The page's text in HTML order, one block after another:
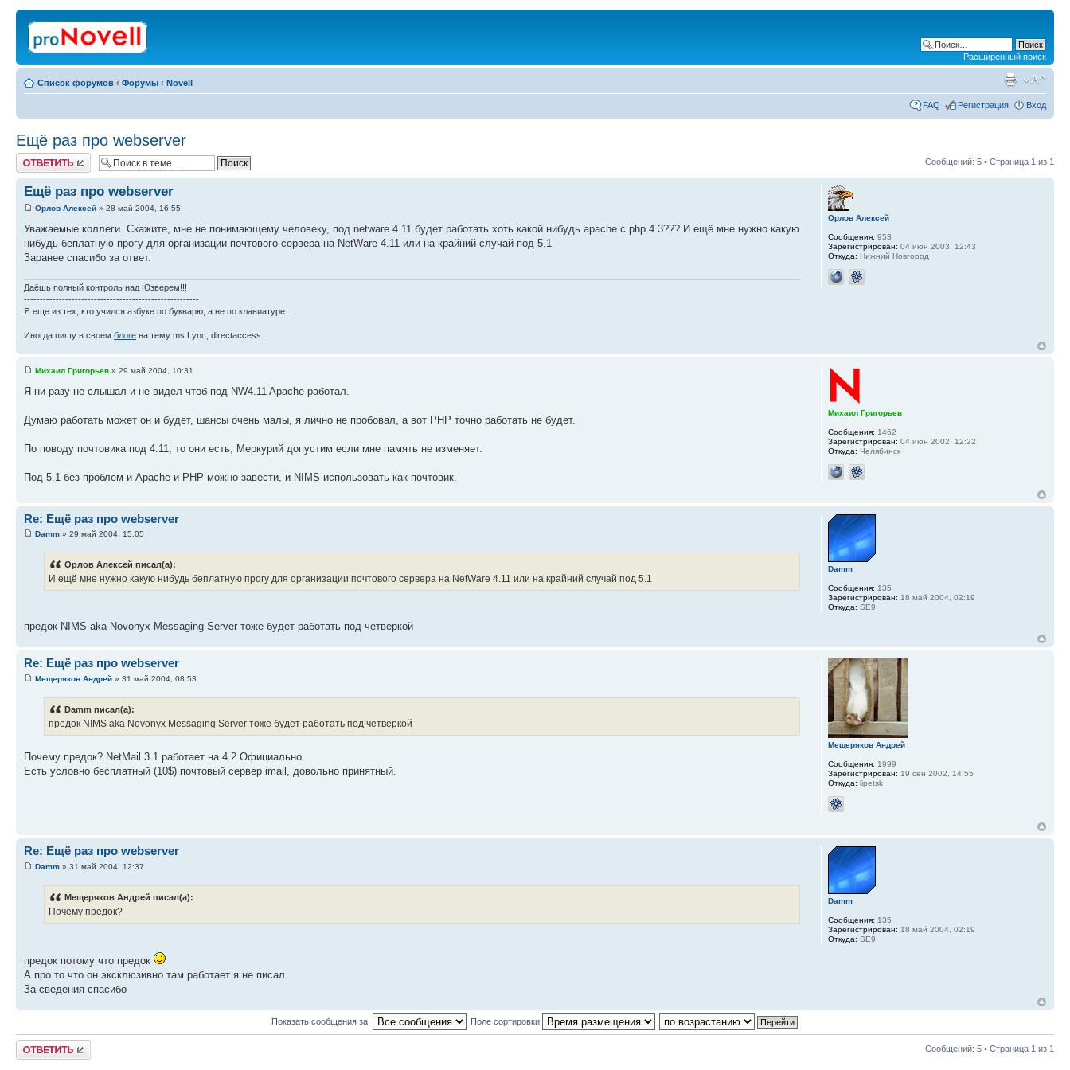
Расширенный поиск
Список форумов ‹ Форумы ‹ Novell
FAQ Регистрация Вход
Ещё раз про webserver
Ответить Сообщений: 5 • Страница 1 из 1
Ещё раз про webserver
Орлов Алексей » 28 май 2004, 16:55
Уважаемые коллеги. Скажите, мне не понимающему человеку, под netware 4.11 будет работать хоть какой нибудь apache с php 4.3??? И ещё мне нужно какую
нибудь беплатную прогу для организации почтового сервера на NetWare 4.11 или на крайний случай под 5.1
Заранее спасибо за ответ.
Даёшь полный контроль над Юзверем!!!
-------------------------------------------------------
Я еще из тех, кто учился азбуке по букварю, а не по клавиатуре....
Иногда пишу в своем блоге на тему ms Lync, directaccess.
Орлов Алексей
Сообщения: 953
Зарегистрирован: 04 июн 2003, 12:43
Откуда: Нижний Новгород
Михаил Григорьев » 29 май 2004, 10:31
Я ни разу не слышал и не видел чтоб под NW4.11 Apache работал.
Думаю работать может он и будет, шансы очень малы, я лично не пробовал, а вот PHP точно работать не будет.
По поводу почтовика под 4.11, то они есть, Меркурий допустим если мне память не изменяет.
Под 5.1 без проблем и Apache и PHP можно завести, и NIMS использовать как почтовик.
Михаил Григорьев
Сообщения: 1462
Зарегистрирован: 04 июн 2002, 12:22
Откуда: Челябинск
Re: Ещё раз про webserver
Damm » 29 май 2004, 15:05
Орлов Алексей писал(а):
И ещё мне нужно какую нибудь беплатную прогу для организации почтового сервера на NetWare 4.11 или на крайний случай под 5.1
предок NIMS aka Novonyx Messaging Server тоже будет работать под четверкой
Damm
Сообщения: 135
Зарегистрирован: 18 май 2004, 02:19
Откуда: SE9
Re: Ещё раз про webserver
Мещеряков Андрей » 31 май 2004, 08:53
Damm писал(а):
предок NIMS aka Novonyx Messaging Server тоже будет работать под четверкой
Почему предок? NetMail 3.1 работает на 4.2 Официально.
Есть условно бесплатный (10$) почтовый сервер imail, довольно принятный.
Мещеряков Андрей
Сообщения: 1999
Зарегистрирован: 19 сен 2002, 14:55
Откуда: lipetsk
Re: Ещё раз про webserver
Damm » 31 май 2004, 12:37
Мещеряков Андрей писал(а):
Почему предок?
предок потому что предок
А про то что он эксклюзивно там работает я не писал
За сведения спасибо
Damm
Сообщения: 135
Зарегистрирован: 18 май 2004, 02:19
Откуда: SE9
Показать сообщения за: Поле сортировки
Ответить Сообщений: 5 • Страница 1 из 1